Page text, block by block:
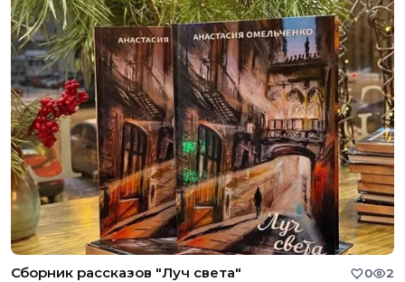
Сборник рассказов "Луч света" 0 2